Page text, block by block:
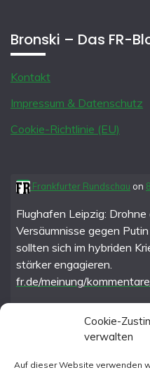
Cookie-
verwalten
Auf dieser Website verwenden
Bronski – Das FR-
Kontakt
Impressum & Datenschutz
Cookie-Richtlinie (EU)
Frankfurter Rundschau on
Flughafen Leipzig:
Versäumnisse gegen
sollten sich im hybriden
stärker engagieren.
fr.de/meinung/